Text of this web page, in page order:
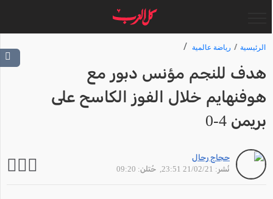
الرئيسية رياضة عالمية
هدف للنجم مؤنس دبور مع
هوفنهايم خلال الفوز الكاسح على
بريمن 4-0
حجاج رحال
نُشر: 21/02/21 23:51
, حُتلن: 09:20